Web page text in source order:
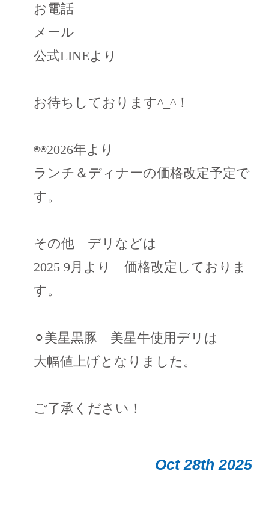
お電話
メール
公式LINEより
お待ちしております^_^！
◉◉2026年より
ランチ＆ディナーの価格改定予定で
す。
その他 デリなどは
2025 9月より 価格改定しておりま
す。
⚪︎美星黒豚 美星牛使用デリは
大幅値上げとなりました。
ご了承ください！
Oct 28th 2025